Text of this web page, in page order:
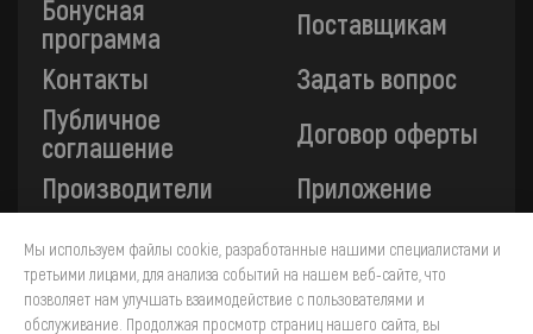
Бонусная
программа
Поставщикам
Контакты
Задать вопрос
Публичное
соглашение
Договор оферты
Производители
Приложение
Все платежи на сайте защищены технологией 3-D
Secure. Прием платежей осуществляется через ПАО
«Сбербанк».
Мы используем файлы cookie, разработанные нашими специалистами и
третьими лицами, для анализа событий на нашем веб-сайте, что
позволяет нам улучшать взаимодействие с пользователями и
обслуживание. Продолжая просмотр страниц нашего сайта, вы